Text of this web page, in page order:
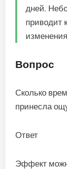
дней.
приводит
Вопрос
Сколько
принесла
Ответ
Эффект